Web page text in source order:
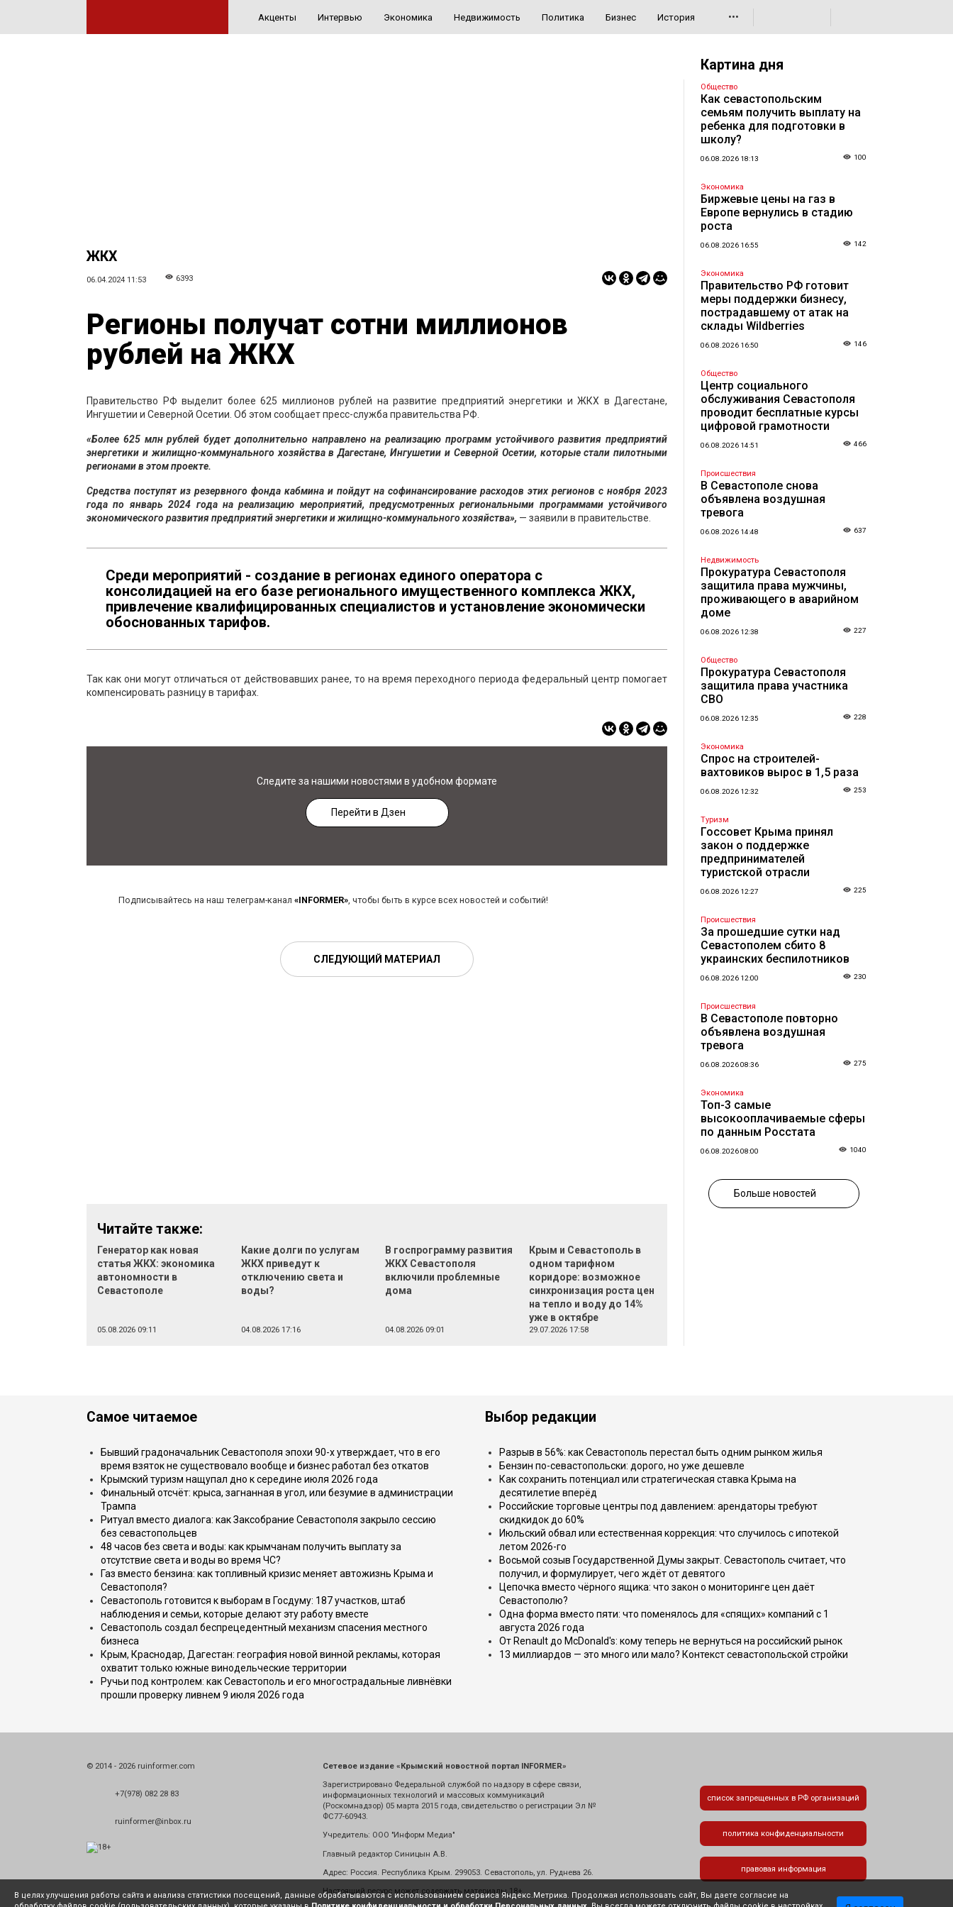
Акценты Интервью Экономика Недвижимость Политика Бизнес История •••
ЖКХ
06.04.2024 11:53 6393
Регионы получат сотни миллионов
рублей на ЖКХ
Правительство РФ выделит более 625 миллионов рублей на развитие предприятий энергетики и ЖКХ в Дагестане,
Ингушетии и Северной Осетии. Об этом сообщает пресс-служба правительства РФ.
«Более 625 млн рублей будет дополнительно направлено на реализацию программ устойчивого развития предприятий
энергетики и жилищно-коммунального хозяйства в Дагестане, Ингушетии и Северной Осетии, которые стали пилотными
регионами в этом проекте.
Средства поступят из резервного фонда кабмина и пойдут на софинансирование расходов этих регионов с ноября 2023
года по январь 2024 года на реализацию мероприятий, предусмотренных региональными программами устойчивого
экономического развития предприятий энергетики и жилищно-коммунального хозяйства», — заявили в правительстве.
Среди мероприятий - создание в регионах единого оператора с
консолидацией на его базе регионального имущественного комплекса ЖКХ,
привлечение квалифицированных специалистов и установление экономически
обоснованных тарифов.
Так как они могут отличаться от действовавших ранее, то на время переходного периода федеральный центр помогает
компенсировать разницу в тарифах.
Следите за нашими новостями в удобном формате
Перейти в Дзен
Подписывайтесь на наш телеграм-канал «INFORMER», чтобы быть в курсе всех новостей и событий!
СЛЕДУЮЩИЙ МАТЕРИАЛ
Читайте также:
Генератор как новая
статья ЖКХ: экономика
автономности в
Севастополе
05.08.2026 09:11
Какие долги по услугам
ЖКХ приведут к
отключению света и
воды?
04.08.2026 17:16
В госпрограмму развития
ЖКХ Севастополя
включили проблемные
дома
04.08.2026 09:01
Крым и Севастополь в
одном тарифном
коридоре: возможное
синхронизация роста цен
на тепло и воду до 14%
уже в октябре
29.07.2026 17:58
Картина дня
Общество
Как севастопольским
семьям получить выплату на
ребенка для подготовки в
школу?
06.08.2026 18:13 100
Экономика
Биржевые цены на газ в
Европе вернулись в стадию
роста
06.08.2026 16:55 142
Экономика
Правительство РФ готовит
меры поддержки бизнесу,
пострадавшему от атак на
склады Wildberries
06.08.2026 16:50 146
Общество
Центр социального
обслуживания Севастополя
проводит бесплатные курсы
цифровой грамотности
06.08.2026 14:51 466
Происшествия
В Севастополе снова
объявлена воздушная
тревога
06.08.2026 14:48 637
Недвижимость
Прокуратура Севастополя
защитила права мужчины,
проживающего в аварийном
доме
06.08.2026 12:38 227
Общество
Прокуратура Севастополя
защитила права участника
СВО
06.08.2026 12:35 228
Экономика
Спрос на строителей-
вахтовиков вырос в 1,5 раза
06.08.2026 12:32 253
Туризм
Госсовет Крыма принял
закон о поддержке
предпринимателей
туристской отрасли
06.08.2026 12:27 225
Происшествия
За прошедшие сутки над
Севастополем сбито 8
украинских беспилотников
06.08.2026 12:00 230
Происшествия
В Севастополе повторно
объявлена воздушная
тревога
06.08.2026 08:36 275
Экономика
Топ-3 самые
высокооплачиваемые сферы
по данным Росстата
06.08.2026 08:00 1040
Больше новостей
Самое читаемое
Бывший градоначальник Севастополя эпохи 90-х утверждает, что в его
время взяток не существовало вообще и бизнес работал без откатов
Крымский туризм нащупал дно к середине июля 2026 года
Финальный отсчёт: крыса, загнанная в угол, или безумие в администрации
Трампа
Ритуал вместо диалога: как Заксобрание Севастополя закрыло сессию
без севастопольцев
48 часов без света и воды: как крымчанам получить выплату за
отсутствие света и воды во время ЧС?
Газ вместо бензина: как топливный кризис меняет автожизнь Крыма и
Севастополя?
Севастополь готовится к выборам в Госдуму: 187 участков, штаб
наблюдения и семьи, которые делают эту работу вместе
Севастополь создал беспрецедентный механизм спасения местного
бизнеса
Крым, Краснодар, Дагестан: география новой винной рекламы, которая
охватит только южные винодельческие территории
Ручьи под контролем: как Севастополь и его многострадальные ливнёвки
прошли проверку ливнем 9 июля 2026 года
Выбор редакции
Разрыв в 56%: как Севастополь перестал быть одним рынком жилья
Бензин по-севастопольски: дорого, но уже дешевле
Как сохранить потенциал или стратегическая ставка Крыма на
десятилетие вперёд
Российские торговые центры под давлением: арендаторы требуют
скидкидок до 60%
Июльский обвал или естественная коррекция: что случилось с ипотекой
летом 2026-го
Восьмой созыв Государственной Думы закрыт. Севастополь считает, что
получил, и формулирует, чего ждёт от девятого
Цепочка вместо чёрного ящика: что закон о мониторинге цен даёт
Севастополю?
Одна форма вместо пяти: что поменялось для «спящих» компаний с 1
августа 2026 года
От Renault до McDonald's: кому теперь не вернуться на российский рынок
13 миллиардов — это много или мало? Контекст севастопольской стройки
© 2014 - 2026 ruinformer.com
+7(978) 082 28 83
ruinformer@inbox.ru
Сетевое издание «Крымский новостной портал INFORMER»
Зарегистрировано Федеральной службой по надзору в сфере связи,
информационных технологий и массовых коммуникаций
(Роскомнадзор) 05 марта 2015 года, свидетельство о регистрации Эл №
ФС77-60943.
Учредитель: ООО "Информ Медиа"
Главный редактор Синицын А.В.
Адрес: Россия. Республика Крым. 299053. Севастополь, ул. Руднева 26.
Настоящий ресурс может содержать материалы 18+
список запрещенных в РФ организаций
политика конфиденциальности
правовая информация
В целях улучшения работы сайта и анализа статистики посещений, данные обрабатываются с использованием сервиса Яндекс.Метрика. Продолжая использовать сайт, Вы даете согласие на